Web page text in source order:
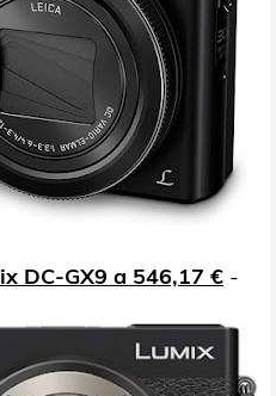
DC-GX9 a 546,17 € -